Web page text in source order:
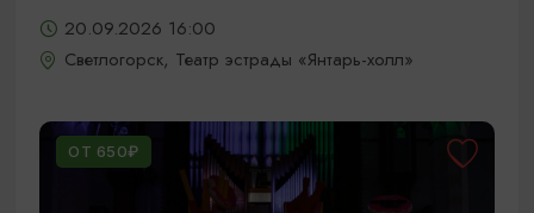
20.09.2026 16:00
Светлогорск, Театр эстрады «Янтарь-холл»
ОТ 650₽